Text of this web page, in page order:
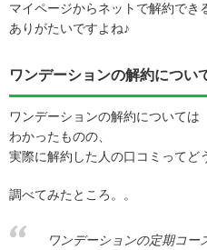
マイページからネットで解約でき
ありがたいですよね♪
ワンデーションの解約につい
ワンデーションの解約については
わかったものの、
実際に解約した人の口コミってど
調べてみたところ。。
ワンデーションの定期コー